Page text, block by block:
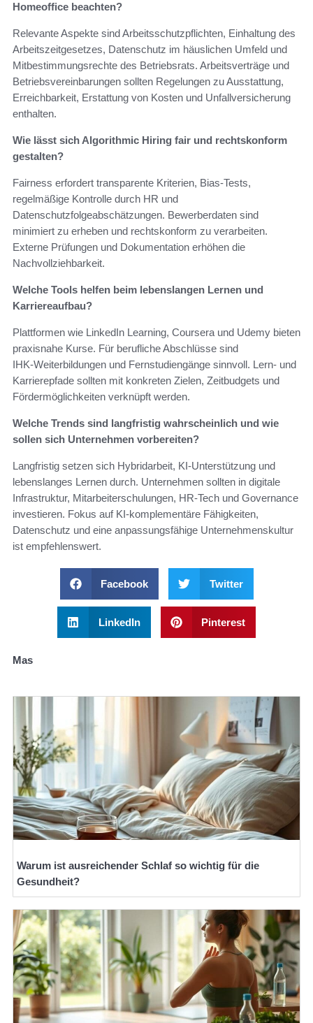
Homeoffice beachten?
Relevante Aspekte sind Arbeitsschutzpflichten, Einhaltung des
Arbeitszeitgesetzes, Datenschutz im häuslichen Umfeld und
Mitbestimmungsrechte des Betriebsrats. Arbeitsverträge und
Betriebsvereinbarungen sollten Regelungen zu Ausstattung,
Erreichbarkeit, Erstattung von Kosten und Unfallversicherung
enthalten.
Wie lässt sich Algorithmic Hiring fair und rechtskonform
gestalten?
Fairness erfordert transparente Kriterien, Bias‑Tests,
regelmäßige Kontrolle durch HR und
Datenschutzfolgeabschätzungen. Bewerberdaten sind
minimiert zu erheben und rechtskonform zu verarbeiten.
Externe Prüfungen und Dokumentation erhöhen die
Nachvollziehbarkeit.
Welche Tools helfen beim lebenslangen Lernen und
Karriereaufbau?
Plattformen wie LinkedIn Learning, Coursera und Udemy bieten
praxisnahe Kurse. Für berufliche Abschlüsse sind
IHK‑Weiterbildungen und Fernstudiengänge sinnvoll. Lern‑ und
Karrierepfade sollten mit konkreten Zielen, Zeitbudgets und
Fördermöglichkeiten verknüpft werden.
Welche Trends sind langfristig wahrscheinlich und wie
sollen sich Unternehmen vorbereiten?
Langfristig setzen sich Hybridarbeit, KI‑Unterstützung und
lebenslanges Lernen durch. Unternehmen sollten in digitale
Infrastruktur, Mitarbeiterschulungen, HR‑Tech und Governance
investieren. Fokus auf KI‑komplementäre Fähigkeiten,
Datenschutz und eine anpassungsfähige Unternehmenskultur
ist empfehlenswert.
Facebook Twitter
LinkedIn Pinterest
Mas
Warum ist ausreichender Schlaf so wichtig für die
Gesundheit?